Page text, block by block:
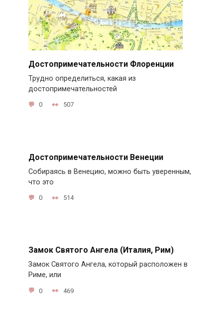
Достопримечательности Флоренции
Трудно определиться, какая из
достопримечательностей
0 507
Достопримечательности Венеции
Собираясь в Венецию, можно быть уверенным,
что это
0 514
Замок Святого Ангела (Италия, Рим)
Замок Святого Ангела, который расположен в
Риме, или
0 469